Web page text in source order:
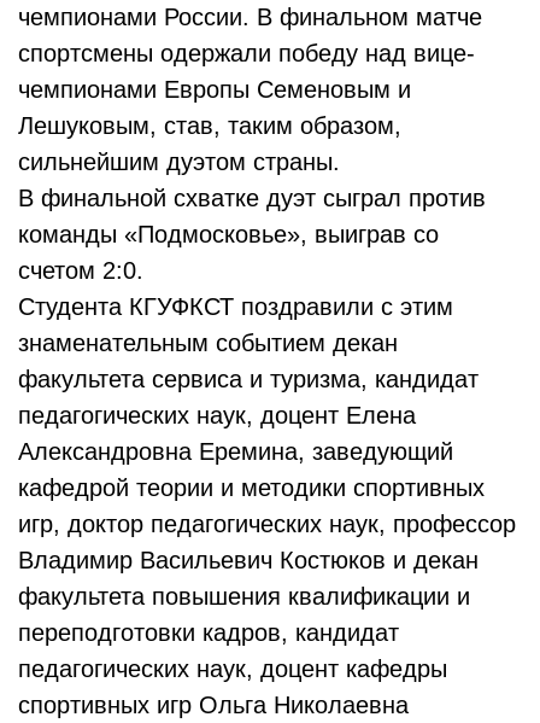
чемпионами России. В финальном матче
спортсмены одержали победу над вице-
чемпионами Европы Семеновым и
Лешуковым, став, таким образом,
сильнейшим дуэтом страны.
В финальной схватке дуэт сыграл против
команды «Подмосковье», выиграв со
счетом 2:0.
Студента КГУФКСТ поздравили с этим
знаменательным событием декан
факультета сервиса и туризма, кандидат
педагогических наук, доцент Елена
Александровна Еремина, заведующий
кафедрой теории и методики спортивных
игр, доктор педагогических наук, профессор
Владимир Васильевич Костюков и декан
факультета повышения квалификации и
переподготовки кадров, кандидат
педагогических наук, доцент кафедры
спортивных игр Ольга Николаевна